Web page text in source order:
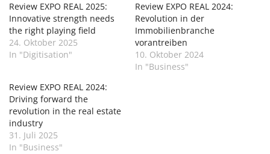
Review EXPO REAL 2025:
Innovative strength needs
the right playing field
24. Oktober 2025
In "Digitisation"
Review EXPO REAL 2024:
Revolution in der
Immobilienbranche
vorantreiben
10. Oktober 2024
In "Business"
Review EXPO REAL 2024:
Driving forward the
revolution in the real estate
industry
31. Juli 2025
In "Business"